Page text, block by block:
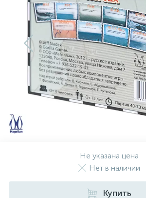
Не указана цена
Нет в наличии
Купить